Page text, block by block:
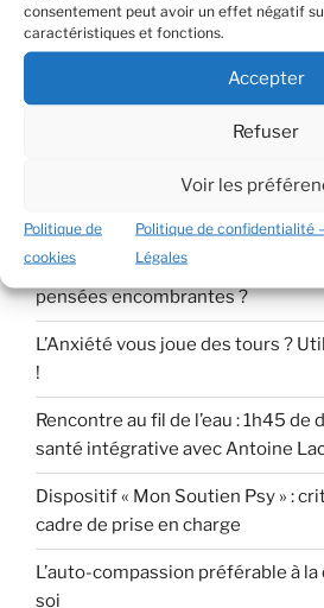
consentement peut avoir un effet négatif
caractéristiques et fonctions.
Accepter
Refuser
Voir les
Politique de
cookies
Politique de confidentialité
Légales
Recherche
La métaphore du VRP : comment
pensées encombrantes ?
L’Anxiété vous joue des tours ?
!
Rencontre au fil de l’eau : 1h45
santé intégrative avec Antoine
Dispositif « Mon Soutien Psy » :
cadre de prise en charge
L’auto-compassion préférable à
soi